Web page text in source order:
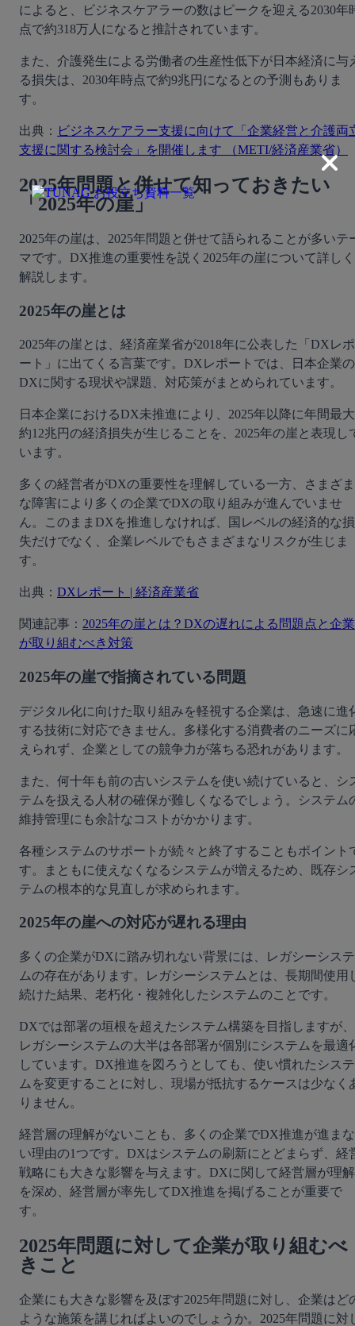
によると、ビジネスケアラーの数はピークを迎える2030年
点で約318万人になると推計されています。
また、介護発生による労働者の生産性低下が日本経済に与
る損失は、2030年時点で約9兆円になるとの予測もありま
す。
出典： ビジネスケアラー支援に向けて「企業経営と介護両
支援に関する検討会」を開催します （METI/経済産業省）
2025年問題と併せて知っておきたい
「2025年の崖」
2025年の崖は、2025年問題と併せて語られることが多いテ
マです。DX推進の重要性を説く2025年の崖について詳しく
解説します。
2025年の崖とは
2025年の崖とは、経済産業省が2018年に公表した「DXレポ
ート」に出てくる言葉です。DXレポートでは、日本企業の
DXに関する現状や課題、対応策がまとめられています。
日本企業におけるDX未推進により、2025年以降に年間最大
約12兆円の経済損失が生じることを、2025年の崖と表現し
います。
多くの経営者がDXの重要性を理解している一方、さまざま
な障害により多くの企業でDXの取り組みが進んでいませ
ん。このままDXを推進しなければ、国レベルの経済的な損
失だけでなく、企業レベルでもさまざまなリスクが生じま
す。
出典： DXレポート | 経済産業省
関連記事： 2025年の崖とは？DXの遅れによる問題点と企業
が取り組むべき対策
2025年の崖で指摘されている問題
デジタル化に向けた取り組みを軽視する企業は、急速に進
する技術に対応できません。多様化する消費者のニーズに
えられず、企業としての競争力が落ちる恐れがあります。
また、何十年も前の古いシステムを使い続けていると、シ
テムを扱える人材の確保が難しくなるでしょう。システム
維持管理にも余計なコストがかかります。
各種システムのサポートが続々と終了することもポイント
す。まともに使えなくなるシステムが増えるため、既存シ
テムの根本的な見直しが求められます。
2025年の崖への対応が遅れる理由
多くの企業がDXに踏み切れない背景には、レガシーシステ
ムの存在があります。レガシーシステムとは、長期間使用
続けた結果、老朽化・複雑化したシステムのことです。
DXでは部署の垣根を超えたシステム構築を目指しますが、
レガシーシステムの大半は各部署が個別にシステムを最適
しています。DX推進を図ろうとしても、使い慣れたシステ
ムを変更することに対し、現場が抵抗するケースは少なく
りません。
経営層の理解がないことも、多くの企業でDX推進が進まな
い理由の1つです。DXはシステムの刷新にとどまらず、経
戦略にも大きな影響を与えます。DXに関して経営層が理解
を深め、経営層が率先してDX推進を掲げることが重要で
す。
2025年問題に対して企業が取り組むべ
きこと
企業にも大きな影響を及ぼす2025年問題に対し、企業はど
ような施策を講じればよいのでしょうか。2025年問題に対